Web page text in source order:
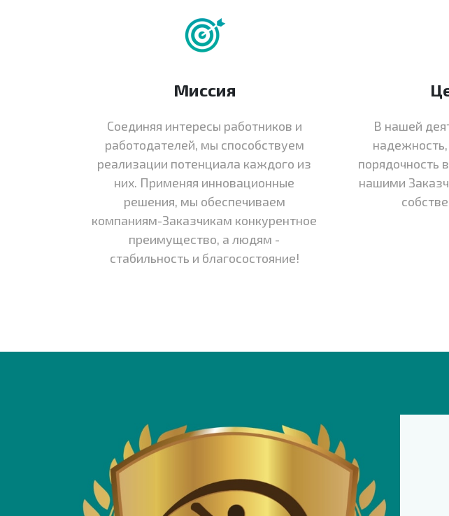
Миссия
Соединяя интересы работников и
работодателей, мы способствуем
реализации потенциала каждого из
них. Применяя инновационные
решения, мы обеспечиваем
компаниям-Заказчикам конкурентное
преимущество, а людям -
стабильность и благосостояние!
В нашей
порядочность
нашими